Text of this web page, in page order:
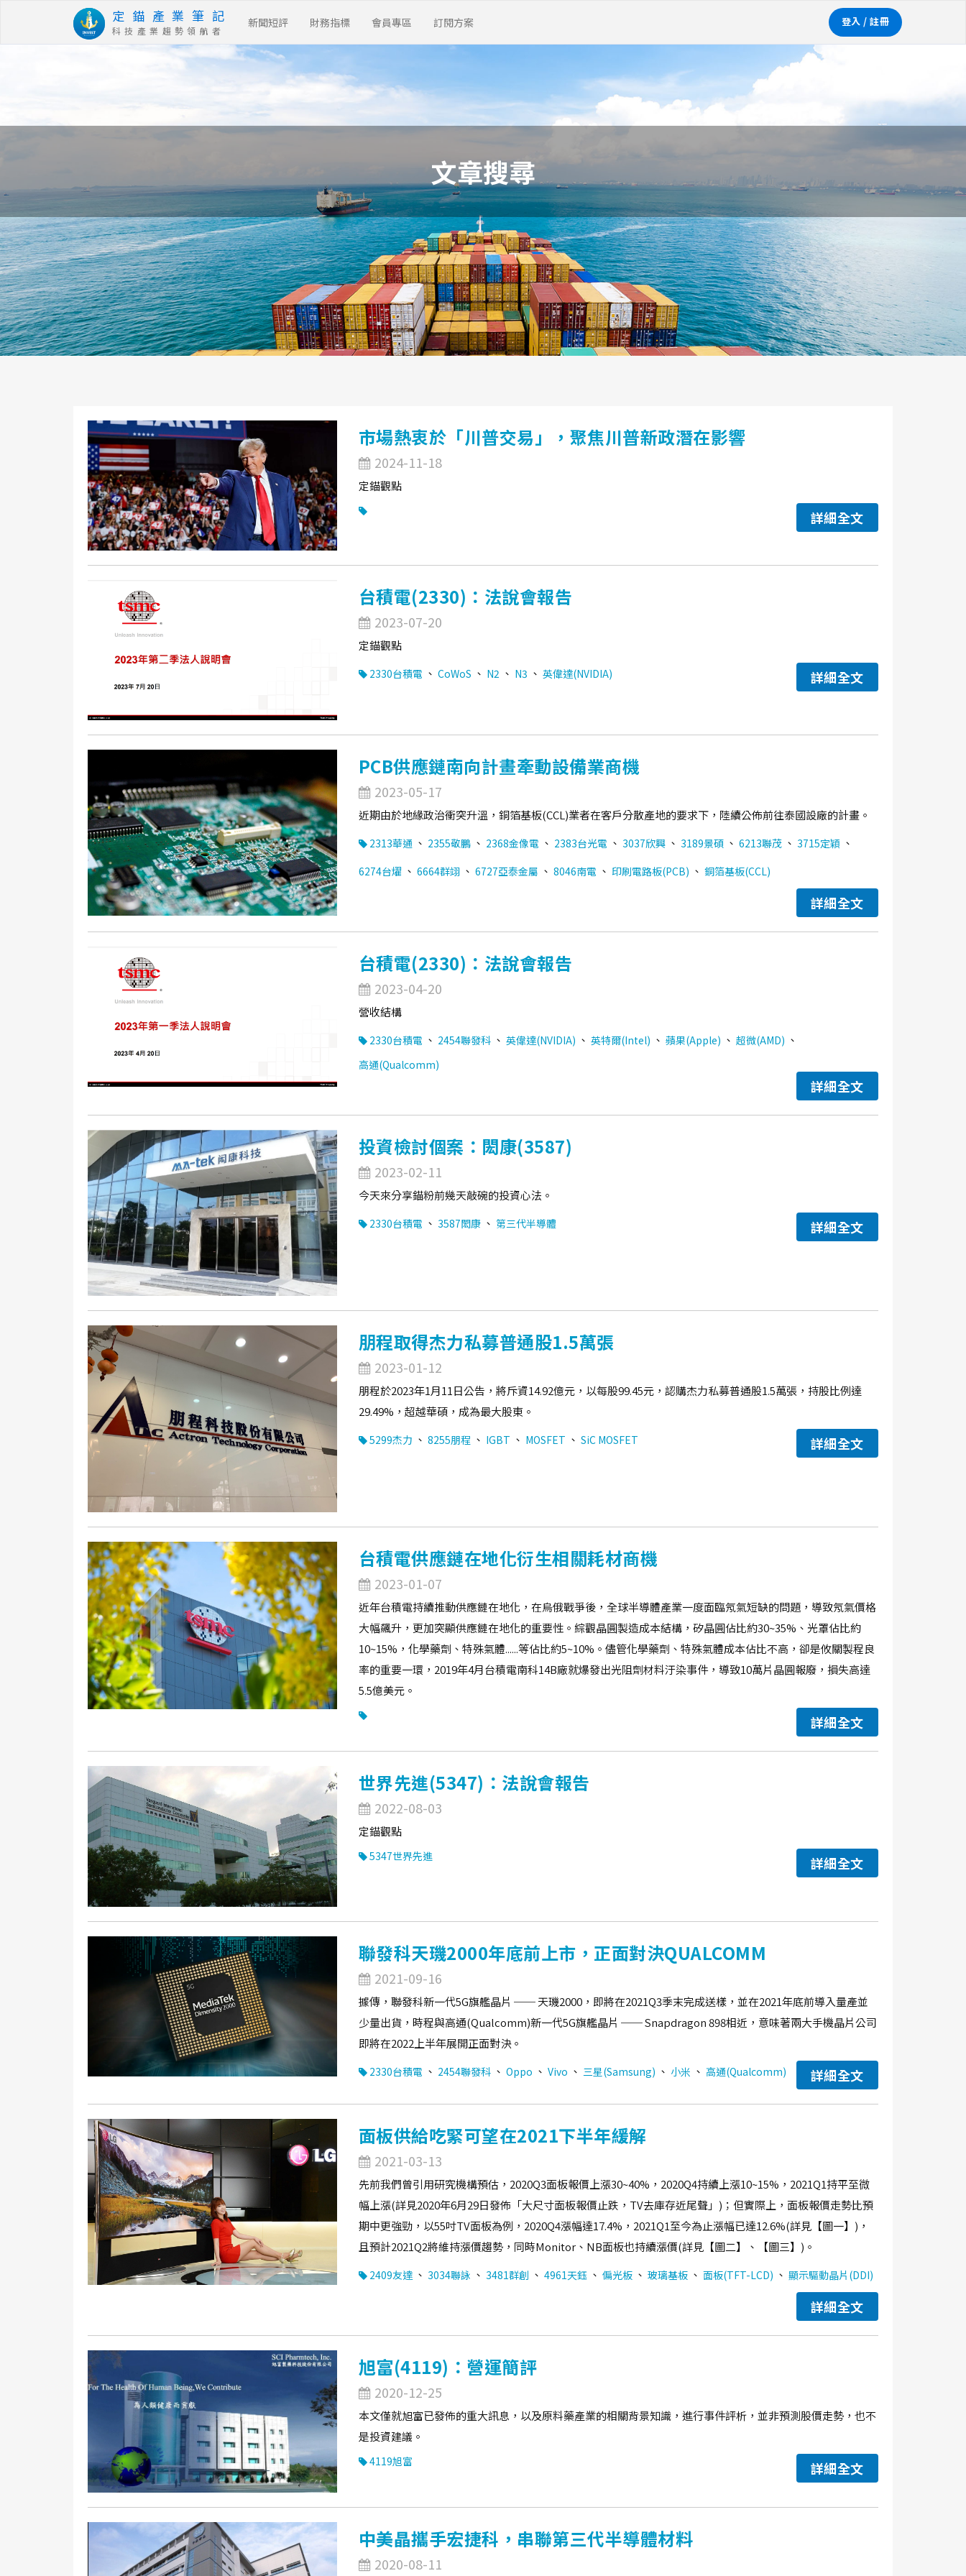
定 錨 產 業 筆 記
科 技 產 業 趨 勢 領 航 者
新聞短評 財務指標 會員專區 訂閱方案 登入 / 註冊
文章搜尋
市場熱衷於「川普交易」，聚焦川普新政潛在影響
2024-11-18
定錨觀點
詳細全文
台積電(2330)：法說會報告
2023-07-20
定錨觀點
2330台積電 、 CoWoS 、 N2 、 N3 、 英偉達(NVIDIA) 詳細全文
PCB供應鏈南向計畫牽動設備業商機
2023-05-17
近期由於地緣政治衝突升溫，銅箔基板(CCL)業者在客戶分散產地的要求下，陸續公佈前往泰國設廠的計畫。
2313華通 、 2355敬鵬 、 2368金像電 、 2383台光電 、 3037欣興 、 3189景碩 、 6213聯茂 、 3715定穎 、
6274台燿 、 6664群翊 、 6727亞泰金屬 、 8046南電 、 印刷電路板(PCB) 、 銅箔基板(CCL)
詳細全文
台積電(2330)：法說會報告
2023-04-20
營收結構
2330台積電 、 2454聯發科 、 英偉達(NVIDIA) 、 英特爾(Intel) 、 蘋果(Apple) 、 超微(AMD) 、
高通(Qualcomm)
詳細全文
投資檢討個案：閎康(3587)
2023-02-11
今天來分享錨粉前幾天敲碗的投資心法。
2330台積電 、 3587閎康 、 第三代半導體 詳細全文
朋程取得杰力私募普通股1.5萬張
2023-01-12
朋程於2023年1月11日公告，將斥資14.92億元，以每股99.45元，認購杰力私募普通股1.5萬張，持股比例達
29.49%，超越華碩，成為最大股東。
5299杰力 、 8255朋程 、 IGBT 、 MOSFET 、 SiC MOSFET 詳細全文
台積電供應鏈在地化衍生相關耗材商機
2023-01-07
近年台積電持續推動供應鏈在地化，在烏俄戰爭後，全球半導體產業一度面臨氖氣短缺的問題，導致氖氣價格
大幅飆升，更加突顯供應鏈在地化的重要性。綜觀晶圓製造成本結構，矽晶圓佔比約30~35%、光罩佔比約
10~15%，化學藥劑、特殊氣體......等佔比約5~10%。儘管化學藥劑、特殊氣體成本佔比不高，卻是攸關製程良
率的重要一環，2019年4月台積電南科14B廠就爆發出光阻劑材料汙染事件，導致10萬片晶圓報廢，損失高達
5.5億美元。
詳細全文
世界先進(5347)：法說會報告
2022-08-03
定錨觀點
5347世界先進 詳細全文
聯發科天璣2000年底前上市，正面對決QUALCOMM
2021-09-16
據傳，聯發科新一代5G旗艦晶片 ── 天璣2000，即將在2021Q3季末完成送樣，並在2021年底前導入量產並
少量出貨，時程與高通(Qualcomm)新一代5G旗艦晶片 ── Snapdragon 898相近，意味著兩大手機晶片公司
即將在2022上半年展開正面對決。
2330台積電 、 2454聯發科 、 Oppo 、 Vivo 、 三星(Samsung) 、 小米 、 高通(Qualcomm) 詳細全文
面板供給吃緊可望在2021下半年緩解
2021-03-13
先前我們曾引用研究機構預估，2020Q3面板報價上漲30~40%，2020Q4持續上漲10~15%，2021Q1持平至微
幅上漲(詳見2020年6月29日發佈「大尺寸面板報價止跌，TV去庫存近尾聲」)；但實際上，面板報價走勢比預
期中更強勁，以55吋TV面板為例，2020Q4漲幅達17.4%，2021Q1至今為止漲幅已達12.6%(詳見【圖一】)，
且預計2021Q2將維持漲價趨勢，同時Monitor、NB面板也持續漲價(詳見【圖二】、【圖三】)。
2409友達 、 3034聯詠 、 3481群創 、 4961天鈺 、 偏光板 、 玻璃基板 、 面板(TFT-LCD) 、 顯示驅動晶片(DDI)
詳細全文
旭富(4119)：營運簡評
2020-12-25
本文僅就旭富已發佈的重大訊息，以及原料藥產業的相關背景知識，進行事件評析，並非預測股價走勢，也不
是投資建議。
4119旭富 詳細全文
中美晶攜手宏捷科，串聯第三代半導體材料
2020-08-11